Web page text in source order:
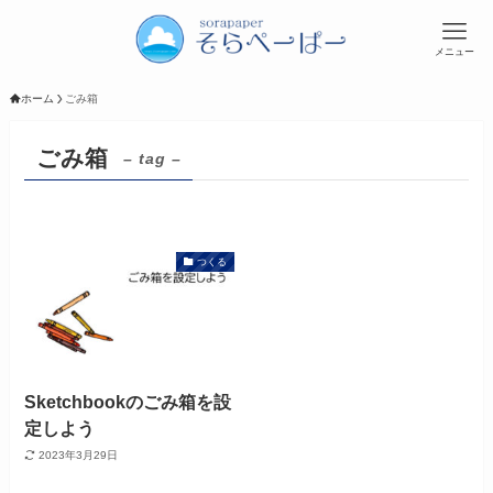
メニュー
ホーム ごみ箱
ごみ箱 – tag –
つくる
Sketchbookのごみ箱を設
定しよう
2023年3月29日